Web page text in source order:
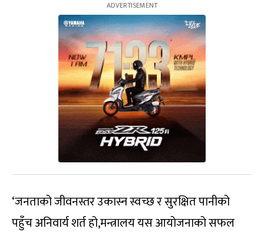
‘जनताको जीवनस्तर उकास्न स्वच्छ र सुरक्षित पानीको
पहुँच अनिवार्य शर्त हो,मन्त्रालय यस आयोजनाको सफल